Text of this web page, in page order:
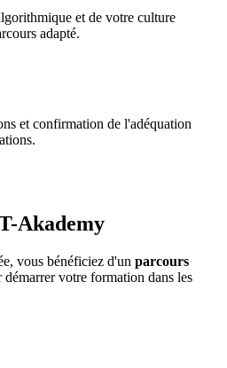
et de votre culture
adapté.
et confirmation de l'adéquation
Akademy
vous bénéficiez d'un parcours
démarrer votre formation dans les